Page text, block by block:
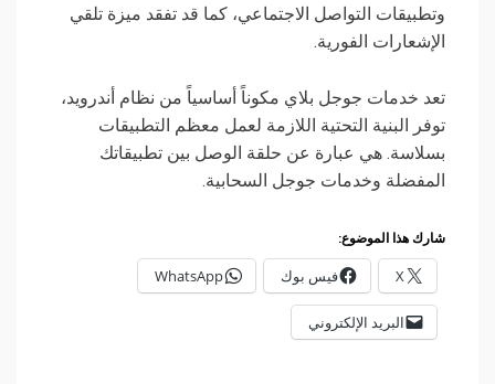
وتطبيقات التواصل الاجتماعي، كما قد تفقد ميزة تلقي
الإشعارات الفورية.
تعد خدمات جوجل بلاي مكوناً أساسياً من نظام أندرويد،
توفر البنية التحتية اللازمة لعمل معظم التطبيقات
بسلاسة. هي عبارة عن حلقة الوصل بين تطبيقاتك
المفضلة وخدمات جوجل السحابية.
شارك هذا الموضوع:
X فيس بوك WhatsApp
البريد الإلكتروني